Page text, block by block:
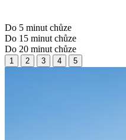
Do 5 minut chůze
Do 15 minut chůze
Do 20 minut chůze
1 2 3 4 5